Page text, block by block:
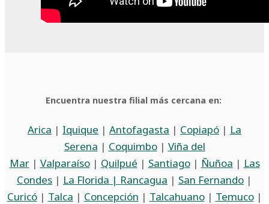
Encuentra nuestra filial más cercana en:
Arica | Iquique | Antofagasta | Copiapó | La
Serena | Coquimbo| Viña del
Mar| Valparaíso| Quilpué | Santiago| Ñuñoa | Las
Condes | La Florida | Rancagua | San Fernando |
Curicó| Talca | Concepción | Talcahuano| Temuco|